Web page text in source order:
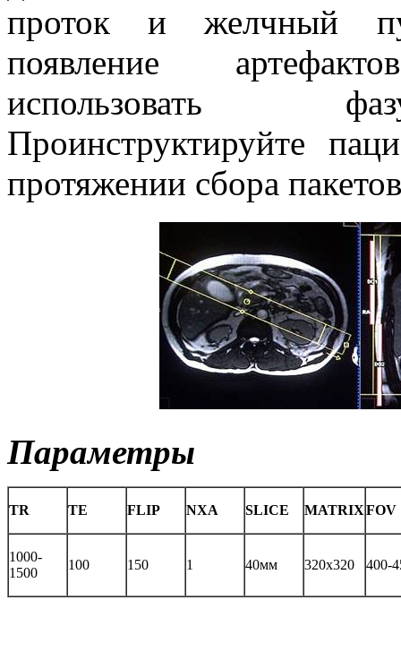
проток и желчный
появление
использовать
Проинструктируйте
протяжении сбора
Параметры
TR TE FLIP NXA SLICE MATRIXFOV
1000-
1500
100 150 1 40мм 320x320 400-